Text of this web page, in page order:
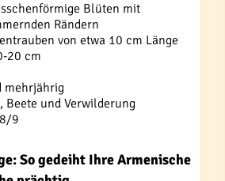
Blüten mit
Rändern
von etwa 10 cm Länge
20 cm
mehrjährig
Beete und Verwilderung
9
So gedeiht Ihre Armenische